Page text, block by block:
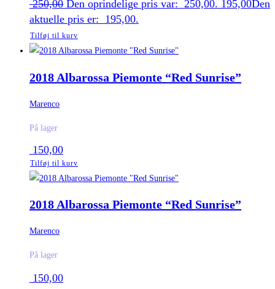
250,00 Den oprindelige pris var: 250,00. 195,00Den
aktuelle pris er: 195,00.
Tilføj til kurv
2018 Albarossa Piemonte “Red Sunrise”
Marenco
På lager
150,00
Tilføj til kurv
2018 Albarossa Piemonte “Red Sunrise”
Marenco
På lager
150,00